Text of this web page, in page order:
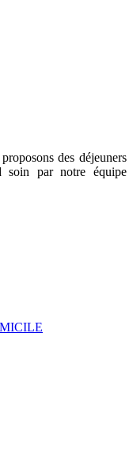
des déjeuners
soin par notre équipe